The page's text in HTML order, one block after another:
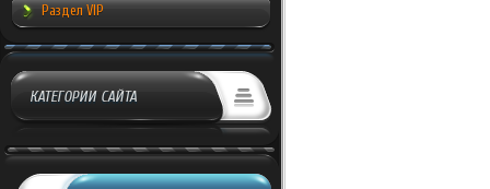
Раздел VIP
КАТЕГОРИИ САЙТА